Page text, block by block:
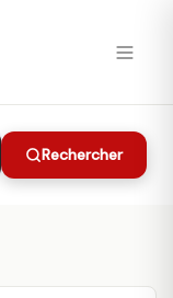
Rechercher